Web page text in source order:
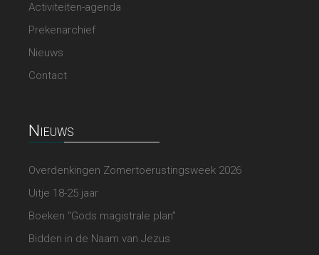
Activiteiten-agenda
Prekenarchief
Nieuws
Contact
Nieuws
Overdenkingen Zomertoerustingsweek 2026
Uitje 18-25 jaar
Boeken “Gods magistrale plan”
Bidden in de Naam van Jezus